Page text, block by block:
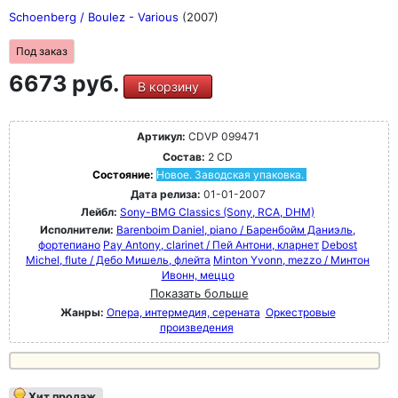
однородностью, а также удивительно мягким
звучанием струнных, и они большой художественной
зрелости"
Schoenberg / Boulez - Various (2007)
Под заказ
6673 руб. В корзину
Артикул: CDVP 099471
Состав: 2 CD
Состояние: Новое. Заводская упаковка.
Дата релиза: 01-01-2007
Лейбл: Sony-BMG Classics (Sony, RCA, DHM)
Исполнители: Barenboim Daniel, piano / Баренбойм Даниэль,
фортепиано Pay Antony, clarinet / Пей Антони, кларнет Debost
Michel, flute / Дебо Мишель, флейта Minton Yvonn, mezzo / Минтон
Ивонн, меццо
Показать больше
Жанры: Опера, интермедия, серената Оркестровые
произведения